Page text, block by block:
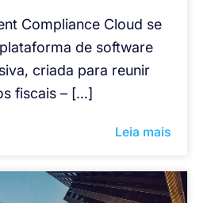
Compliance Cloud se
de software
criada para reunir
fiscais – […]
Leia mais